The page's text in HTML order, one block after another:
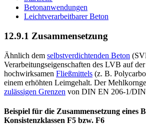
Betonanwendungen
Leichtverarbeitbarer Beton
12.9.1 Zusammensetzung
Ähnlich dem selbstverdichtenden Beton
Verarbeitungseigenschaften des LVB auf
hochwirksamen Fließmittels (z. B.
einem erhöhten Leimgehalt. Der
zulässigen Grenzen von DIN EN 206-1/
Beispiel für die Zusammensetzung eines
Konsistenzklassen F5 bzw. F6